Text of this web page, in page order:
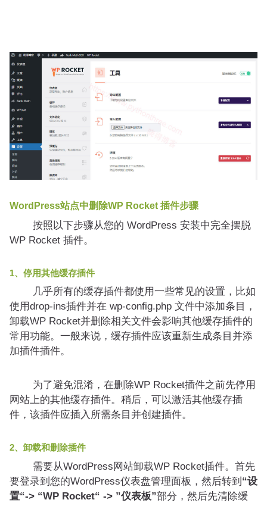
WordPress站点中删除WP Rocket 插件步骤
按照以下步骤从您的 WordPress 安装中完全摆脱
WP Rocket 插件。
1、停用其他缓存插件
几乎所有的缓存插件都使用一些常见的设置，比如
使用drop-ins插件并在 wp-config.php 文件中添加条目，
卸载WP Rocket并删除相关文件会影响其他缓存插件的
常用功能。一般来说，缓存插件应该重新生成条目并添
加插件插件。
为了避免混淆，在删除WP Rocket插件之前先停用
网站上的其他缓存插件。稍后，可以激活其他缓存插
件，该插件应插入所需条目并创建插件。
2、卸载和删除插件
需要从WordPress网站卸载WP Rocket插件。首先
要登录到您的WordPress仪表盘管理面板，然后转到 “设
置“-> “WP Rocket“ -> ”仪表板”部分，然后先清除缓